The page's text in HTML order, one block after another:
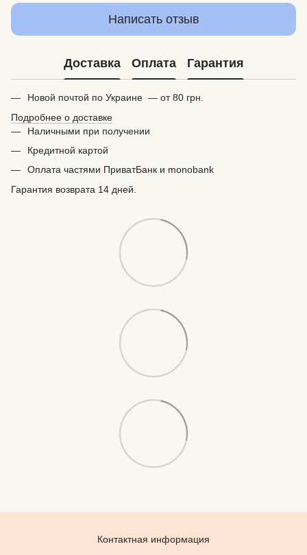
Написать отзыв
Доставка Оплата Гарантия
Новой почтой по Украине — от 80 грн.
Подробнее о доставке
Наличными при получении
Кредитной картой
Оплата частями ПриватБанк и monobank
Гарантия возврата 14 дней.
Контактная информация